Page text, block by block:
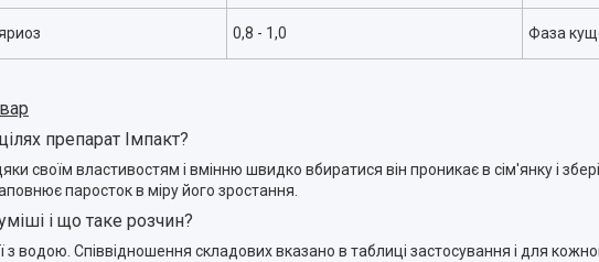
0,8 - 1,0 Фаза
препарат Імпакт?
своїм властивостям і вмінню швидко вбиратися він проникає в сім'янку і
паросток в міру його зростання.
і що таке розчин?
з водою. Співвідношення складових вказано в таблиці застосування і для